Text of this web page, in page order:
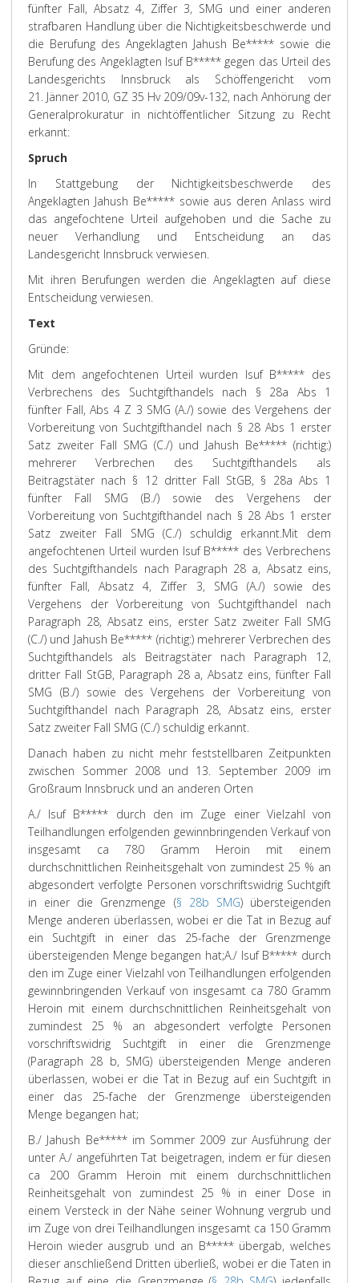
fünfter Fall, Absatz 4, Ziffer 3, SMG und einer anderen
strafbaren Handlung über die Nichtigkeitsbeschwerde und
die Berufung des Angeklagten Jahush Be***** sowie die
Berufung des Angeklagten Isuf B***** gegen das Urteil des
Landesgerichts Innsbruck als Schöffengericht vom
21. Jänner 2010, GZ 35 Hv 209/09v-132, nach Anhörung der
Generalprokuratur in nichtöffentlicher Sitzung zu Recht
erkannt:
Spruch
In Stattgebung der Nichtigkeitsbeschwerde des
Angeklagten Jahush Be***** sowie aus deren Anlass wird
das angefochtene Urteil aufgehoben und die Sache zu
neuer Verhandlung und Entscheidung an das
Landesgericht Innsbruck verwiesen.
Mit ihren Berufungen werden die Angeklagten auf diese
Entscheidung verwiesen.
Text
Gründe:
Mit dem angefochtenen Urteil wurden Isuf B***** des
Verbrechens des Suchtgifthandels nach § 28a Abs 1
fünfter Fall, Abs 4 Z 3 SMG (A./) sowie des Vergehens der
Vorbereitung von Suchtgifthandel nach § 28 Abs 1 erster
Satz zweiter Fall SMG (C./) und Jahush Be***** (richtig:)
mehrerer Verbrechen des Suchtgifthandels als
Beitragstäter nach § 12 dritter Fall StGB, § 28a Abs 1
fünfter Fall SMG (B./) sowie des Vergehens der
Vorbereitung von Suchtgifthandel nach § 28 Abs 1 erster
Satz zweiter Fall SMG (C./) schuldig erkannt.Mit dem
angefochtenen Urteil wurden Isuf B***** des Verbrechens
des Suchtgifthandels nach Paragraph 28 a, Absatz eins,
fünfter Fall, Absatz 4, Ziffer 3, SMG (A./) sowie des
Vergehens der Vorbereitung von Suchtgifthandel nach
Paragraph 28, Absatz eins, erster Satz zweiter Fall SMG
(C./) und Jahush Be***** (richtig:) mehrerer Verbrechen des
Suchtgifthandels als Beitragstäter nach Paragraph 12,
dritter Fall StGB, Paragraph 28 a, Absatz eins, fünfter Fall
SMG (B./) sowie des Vergehens der Vorbereitung von
Suchtgifthandel nach Paragraph 28, Absatz eins, erster
Satz zweiter Fall SMG (C./) schuldig erkannt.
Danach haben zu nicht mehr feststellbaren Zeitpunkten
zwischen Sommer 2008 und 13. September 2009 im
Großraum Innsbruck und an anderen Orten
A./ Isuf B***** durch den im Zuge einer Vielzahl von
Teilhandlungen erfolgenden gewinnbringenden Verkauf von
insgesamt ca 780 Gramm Heroin mit einem
durchschnittlichen Reinheitsgehalt von zumindest 25 % an
abgesondert verfolgte Personen vorschriftswidrig Suchtgift
in einer die Grenzmenge (§ 28b SMG) übersteigenden
Menge anderen überlassen, wobei er die Tat in Bezug auf
ein Suchtgift in einer das 25-fache der Grenzmenge
übersteigenden Menge begangen hat;A./ Isuf B***** durch
den im Zuge einer Vielzahl von Teilhandlungen erfolgenden
gewinnbringenden Verkauf von insgesamt ca 780 Gramm
Heroin mit einem durchschnittlichen Reinheitsgehalt von
zumindest 25 % an abgesondert verfolgte Personen
vorschriftswidrig Suchtgift in einer die Grenzmenge
(Paragraph 28 b, SMG) übersteigenden Menge anderen
überlassen, wobei er die Tat in Bezug auf ein Suchtgift in
einer das 25-fache der Grenzmenge übersteigenden
Menge begangen hat;
B./ Jahush Be***** im Sommer 2009 zur Ausführung der
unter A./ angeführten Tat beigetragen, indem er für diesen
ca 200 Gramm Heroin mit einem durchschnittlichen
Reinheitsgehalt von zumindest 25 % in einer Dose in
einem Versteck in der Nähe seiner Wohnung vergrub und
im Zuge von drei Teilhandlungen insgesamt ca 150 Gramm
Heroin wieder ausgrub und an B***** übergab, welches
dieser anschließend Dritten überließ, wobei er die Taten in